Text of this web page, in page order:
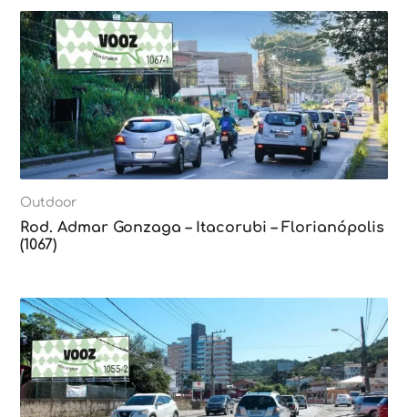
Outdoor
Rod. Admar Gonzaga – Itacorubi – Florianópolis
(1067)